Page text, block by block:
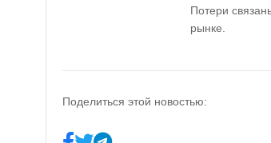
Потери
рынке.
Поделиться этой новостью: